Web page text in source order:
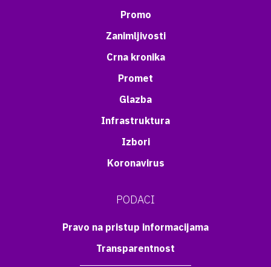
Promo
Zanimljivosti
Crna kronika
Promet
Glazba
Infrastruktura
Izbori
Koronavirus
PODACI
Pravo na pristup informacijama
Transparentnost